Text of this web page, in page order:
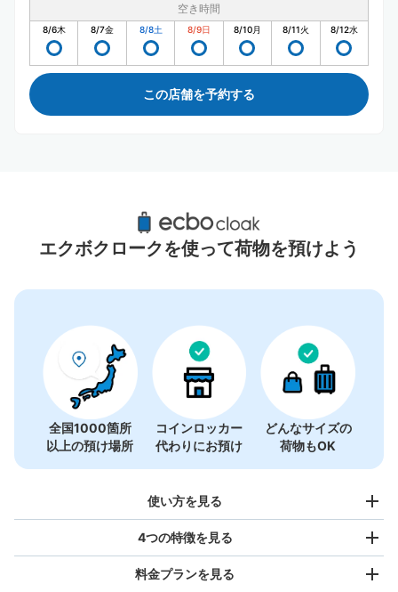
空き時間
8/6木 8/7金 8/8土 8/9日 8/10月 8/11火 8/12水
この店舗を予約する
ハイブリッドレジャーランド東武動物公園周
辺のおすすめコインロッカー
エクボクロークを使って荷物を預けよう
全国1000箇所
以上の預け場所
コインロッカー
代わりにお預け
どんなサイズの
荷物もOK
使い方を見る
4つの特徴を見る
料金プランを見る